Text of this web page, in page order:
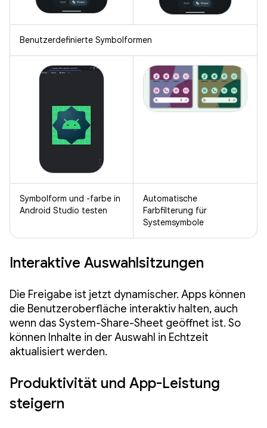
Benutzerdefinierte Symbolformen
Symbolform und -farbe in
Android Studio testen
Automatische
Farbfilterung für
Systemsymbole
Interaktive Auswahlsitzungen
Die Freigabe ist jetzt dynamischer. Apps können
die Benutzeroberfläche interaktiv halten, auch
wenn das System-Share-Sheet geöffnet ist. So
können Inhalte in der Auswahl in Echtzeit
aktualisiert werden.
Produktivität und App-Leistung
steigern